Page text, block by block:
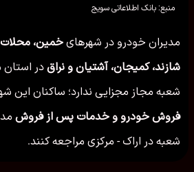
منبع: بانک اطلاعاتی سویج
مدیران خودرو در شهرهای خمین،
شازند، کمیجان، آشتیان و نراق در
شعبه مجاز مجزایی ندارد؛ ساکنان این
فروش خودرو و خدمات پس از فروش
شعبه در اراک - مرکزی مراجعه کنند.